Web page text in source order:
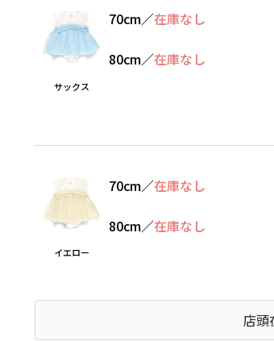
サックス
70cm／在庫なし
80cm／在庫なし
イエロー
70cm／在庫なし
80cm／在庫なし
店頭